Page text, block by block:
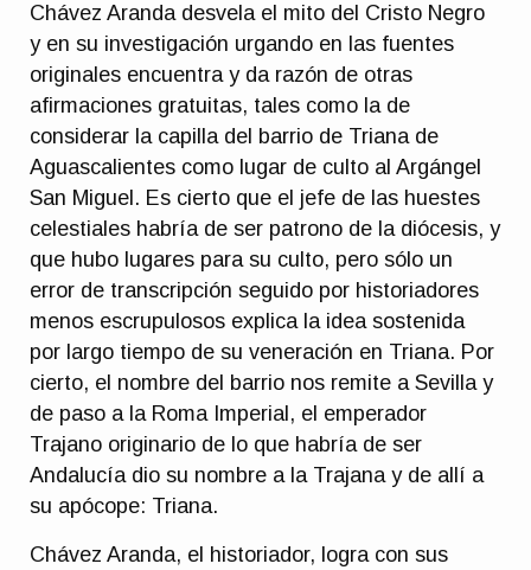
Chávez Aranda desvela el mito del Cristo Negro
y en su investigación urgando en las fuentes
originales encuentra y da razón de otras
afirmaciones gratuitas, tales como la de
considerar la capilla del barrio de Triana de
Aguascalientes como lugar de culto al Argángel
San Miguel. Es cierto que el jefe de las huestes
celestiales habría de ser patrono de la diócesis, y
que hubo lugares para su culto, pero sólo un
error de transcripción seguido por historiadores
menos escrupulosos explica la idea sostenida
por largo tiempo de su veneración en Triana. Por
cierto, el nombre del barrio nos remite a Sevilla y
de paso a la Roma Imperial, el emperador
Trajano originario de lo que habría de ser
Andalucía dio su nombre a la Trajana y de allí a
su apócope: Triana.
Chávez Aranda, el historiador, logra con sus